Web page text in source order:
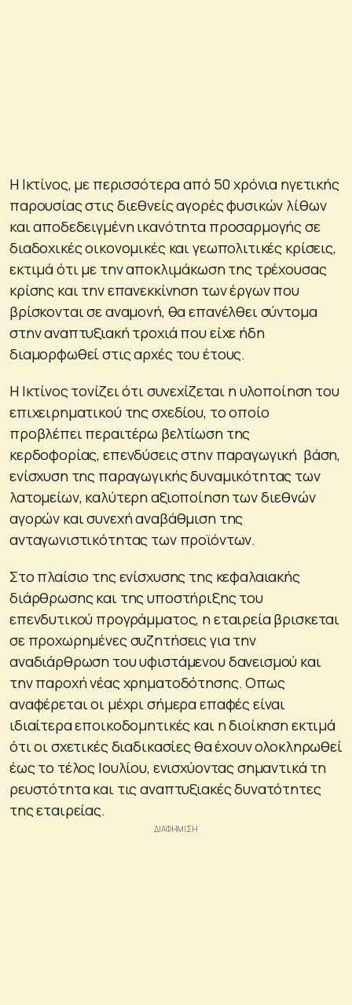
Η Ικτίνος, με περισσότερα από 50 χρόνια ηγετικής
παρουσίας στις διεθνείς αγορές φυσικών λίθων
και αποδεδειγμένη ικανότητα προσαρμογής σε
διαδοχικές οικονομικές και γεωπολιτικές κρίσεις,
εκτιμά ότι με την αποκλιμάκωση της τρέχουσας
κρίσης και την επανεκκίνηση των έργων που
βρίσκονται σε αναμονή, θα επανέλθει σύντομα
στην αναπτυξιακή τροχιά που είχε ήδη
διαμορφωθεί στις αρχές του έτους.
Η Ικτίνος τονίζει ότι συνεχίζεται η υλοποίηση του
επιχειρηματικού της σχεδίου, το οποίο
προβλέπει περαιτέρω βελτίωση της
κερδοφορίας, επενδύσεις στην παραγωγική βάση,
ενίσχυση της παραγωγικής δυναμικότητας των
λατομείων, καλύτερη αξιοποίηση των διεθνών
αγορών και συνεχή αναβάθμιση της
ανταγωνιστικότητας των προϊόντων.
Στο πλαίσιο της ενίσχυσης της κεφαλαιακής
διάρθρωσης και της υποστήριξης του
επενδυτικού προγράμματος, η εταιρεία βρισκεται
σε προχωρημένες συζητήσεις για την
αναδιάρθρωση του υφιστάμενου δανεισμού και
την παροχή νέας χρηματοδότησης. Οπως
αναφέρεται οι μέχρι σήμερα επαφές είναι
ιδιαίτερα εποικοδομητικές και η διοίκηση εκτιμά
ότι οι σχετικές διαδικασίες θα έχουν ολοκληρωθεί
έως το τέλος Ιουλίου, ενισχύοντας σημαντικά τη
ρευστότητα και τις αναπτυξιακές δυνατότητες
της εταιρείας.